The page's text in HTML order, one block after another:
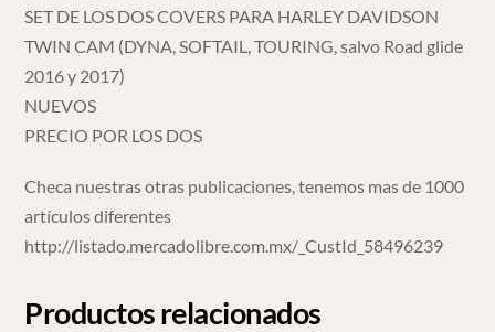
SET DE LOS DOS COVERS PARA HARLEY DAVIDSON
TWIN CAM (DYNA, SOFTAIL, TOURING, salvo Road glide
2016 y 2017)
NUEVOS
PRECIO POR LOS DOS
Checa nuestras otras publicaciones, tenemos mas de 1000
artículos diferentes
http://listado.mercadolibre.com.mx/_CustId_58496239
Productos relacionados